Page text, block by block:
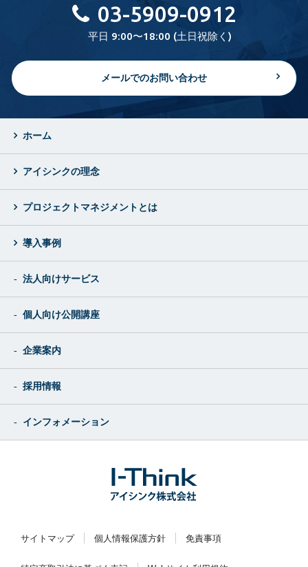
03-5909-0912
平日 9:00〜18:00 (土日祝除く)
メールでのお問い合わせ
ホーム
アイシンクの理念
プロジェクトマネジメントとは
導入事例
法人向けサービス
個人向け公開講座
企業案内
採用情報
インフォメーション
サイトマップ 個人情報保護方針 免責事項